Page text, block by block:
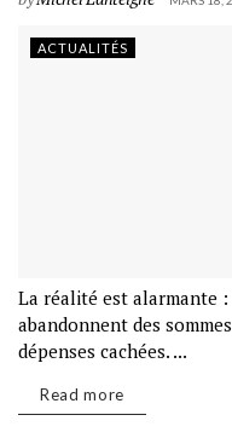
ACTUALITÉS
La réalité est alarmante :
abandonnent des
dépenses cachées. ...
Read more